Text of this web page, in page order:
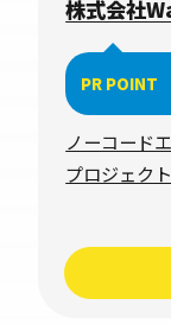
株式会社
PR POINT
ノーコード
プロジェク